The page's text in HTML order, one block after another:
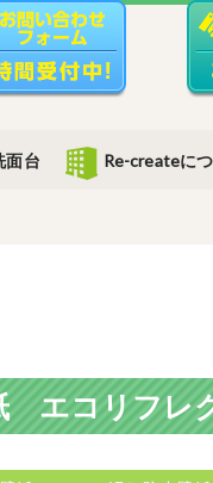
面台 Re-createに